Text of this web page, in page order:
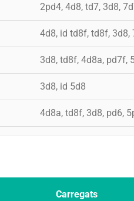
2pd4, 4d8, td7, 3d8,
4d8, id td8f, td8f, 3d8,
3d8, td8f, 4d8a, pd7f,
3d8, id 5d8
4d8a, td8f, 3d8, pd6,
Carregats